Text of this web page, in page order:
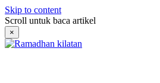
Skip to content
Scroll untuk baca artikel
×